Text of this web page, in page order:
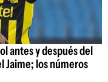
antes y después del
Jaime; los números